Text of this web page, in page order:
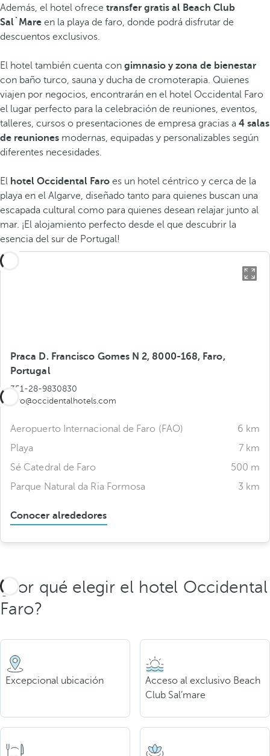
Además, el hotel ofrece transfer gratis al Beach Club
Sal`Mare en la playa de faro, donde podrá disfrutar de
descuentos exclusivos.
El hotel también cuenta con gimnasio y zona de bienestar
con baño turco, sauna y ducha de cromoterapia. Quienes
viajen por negocios, encontrarán en el hotel Occidental Faro
el lugar perfecto para la celebración de reuniones, eventos,
talleres, cursos o presentaciones de empresa gracias a 4 salas
de reuniones modernas, equipadas y personalizables según
diferentes necesidades.
El hotel Occidental Faro es un hotel céntrico y cerca de la
playa en el Algarve, diseñado tanto para quienes buscan una
escapada cultural como para quienes desean relajar junto al
mar. ¡El alojamiento perfecto desde el que descubrir la
esencia del sur de Portugal!
Praca D. Francisco Gomes N 2, 8000-168, Faro,
Portugal
351-28-9830830
faro@occidentalhotels.com
Aeropuerto Internacional de Faro (FAO)
6 km
Playa
7 km
Sé Catedral de Faro
500 m
Parque Natural da Ria Formosa
3 km
Conocer alrededores
¿Por qué elegir el hotel Occidental
Faro?
Excepcional ubicación
Acceso al exclusivo Beach
Club Sal’mare